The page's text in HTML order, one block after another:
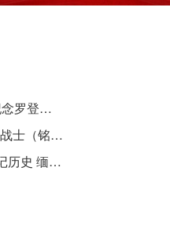
​ “始终要为无产阶级利益奋斗” ——纪念罗登贤同志诞辰120周年
李竹如：以笔为刃、以墨为枪的新闻战士（铭记历史 缅怀先烈·抗日英雄）
吴焜：威震日寇的新四军“虎将”（铭记历史 缅怀先烈·抗日英雄）